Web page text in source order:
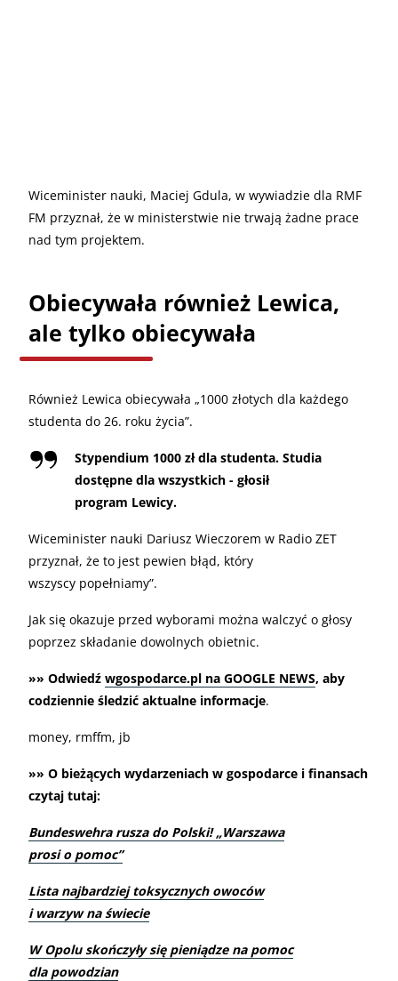
Wiceminister nauki, Maciej Gdula, w wywiadzie dla RMF
FM przyznał, że w ministerstwie nie trwają żadne prace
nad tym projektem.
Obiecywała również Lewica,
ale tylko obiecywała
Również Lewica obiecywała „1000 złotych dla każdego
studenta do 26. roku życia”.
Stypendium 1000 zł dla studenta. Studia
dostępne dla wszystkich - głosił
program Lewicy.
Wiceminister nauki Dariusz Wieczorem w Radio ZET
przyznał, że to jest pewien błąd, który
wszyscy popełniamy”.
Jak się okazuje przed wyborami można walczyć o głosy
poprzez składanie dowolnych obietnic.
»» Odwiedź wgospodarce.pl na GOOGLE NEWS, aby
codziennie śledzić aktualne informacje.
money, rmffm, jb
»» O bieżących wydarzeniach w gospodarce i finansach
czytaj tutaj:
Bundeswehra rusza do Polski! „Warszawa
prosi o pomoc”
Lista najbardziej toksycznych owoców
i warzyw na świecie
W Opolu skończyły się pieniądze na pomoc
dla powodzian